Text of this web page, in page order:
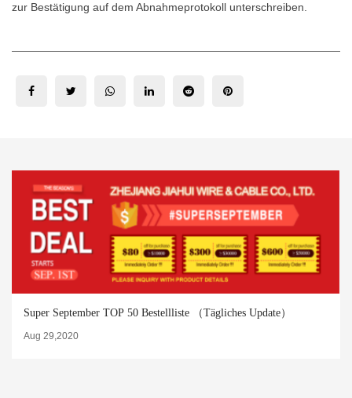
zur Bestätigung auf dem Abnahmeprotokoll unterschreiben.
Super September TOP 50 Bestellliste （Tägliches Update）
Aug 29,2020